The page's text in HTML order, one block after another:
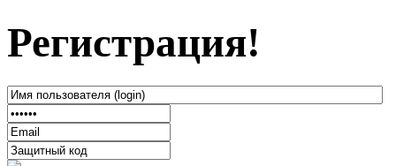
Регистрация!